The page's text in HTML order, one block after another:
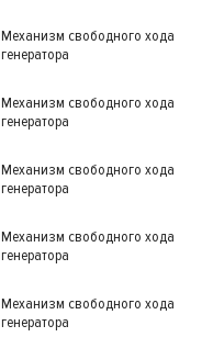
Механизм свободного хода
генератора
Механизм свободного хода
генератора
Механизм свободного хода
генератора
Механизм свободного хода
генератора
Механизм свободного хода
генератора